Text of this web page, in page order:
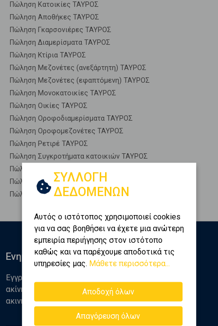
Πώληση Κατοικίες ΤΑΥΡΟΣ
Πώληση Αποθήκες ΤΑΥΡΟΣ
Πώληση Γκαρσονιέρες ΤΑΥΡΟΣ
Πώληση Διαμερίσματα ΤΑΥΡΟΣ
Πώληση Κτίρια ΤΑΥΡΟΣ
Πώληση Μεζονέτες (ανεξάρτητη) ΤΑΥΡΟΣ
Πώληση Μεζονέτες (εφαπτόμενη) ΤΑΥΡΟΣ
Πώληση Μονοκατοικίες ΤΑΥΡΟΣ
Πώληση Οικίες ΤΑΥΡΟΣ
Πώληση Οροφοδιαμερίσματα ΤΑΥΡΟΣ
Πώληση Οροφομεζονέτες ΤΑΥΡΟΣ
Πώληση Ρετιρέ ΤΑΥΡΟΣ
Πώληση Συγκροτήματα κατοικιών ΤΑΥΡΟΣ
Πώληση Υπόγεια ΤΑΥΡΟΣ
Πώληση Υπόσκαφα ΤΑΥΡΟΣ
Πώληση Υπολ. υψουν ΤΑΥΡΟΣ
ΣΥΛΛΟΓΗ
ΔΕΔΟΜΕΝΩΝ
Αυτός ο ιστότοπος χρησιμοποιεί cookies
για να σας βοηθήσει να έχετε μια ανώτερη
εμπειρία περιήγησης στον ιστότοπο
καθώς και να παρέχουμε αποδοτικά τις
υπηρεσίες μας. Μάθετε περισσότερα...
Αποδοχή όλων
Απαγόρευση όλων
Ενημερωθείτε
Εγγραφείτε στο newsletter της Golden Home για νέα
ακίνητα, αναλύσεις και διάφορα θέματα της αγοράς
ακινήτων